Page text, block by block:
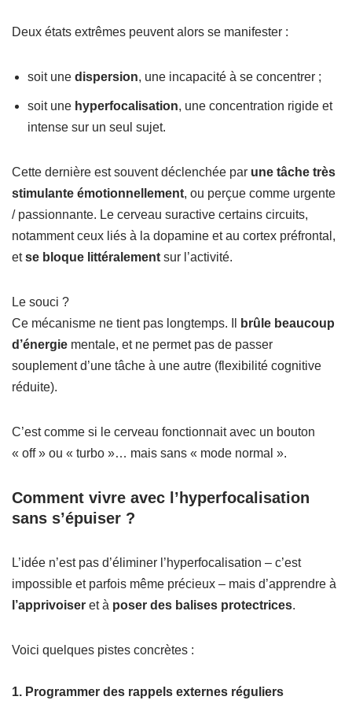
Deux états extrêmes peuvent alors se manifester :
soit une dispersion, une incapacité à se concentrer ;
soit une hyperfocalisation, une concentration rigide et
intense sur un seul sujet.
Cette dernière est souvent déclenchée par une tâche très
stimulante émotionnellement, ou perçue comme urgente
/ passionnante. Le cerveau suractive certains circuits,
notamment ceux liés à la dopamine et au cortex préfrontal,
etse bloque littéralement sur l’activité.
Le souci ?
Ce mécanisme ne tient pas longtemps. Il
brûle beaucoup
d’énergie mentale, et ne permet pas de passer
souplement d’une tâche à une autre (flexibilité cognitive
réduite).
C’est comme si le cerveau fonctionnait avec un bouton
« off » ou « turbo »… mais sans « mode normal ».
Comment vivre avec l’hyperfocalisation
sans s’épuiser ?
L’idée n’est pas d’éliminer l’hyperfocalisation – c’est
impossible et parfois même précieux – mais d’apprendre à
l’apprivoiser et à poser des balises protectrices.
Voici quelques pistes concrètes :
1. Programmer des rappels externes réguliers